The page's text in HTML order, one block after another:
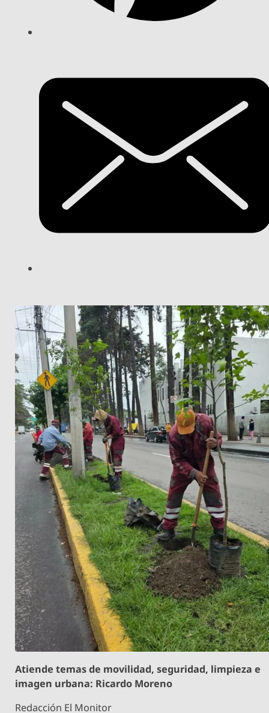
Atiende temas de movilidad, seguridad, limpieza e
imagen urbana: Ricardo Moreno
Redacción El Monitor